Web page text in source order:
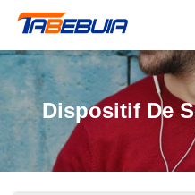
Dispositif De